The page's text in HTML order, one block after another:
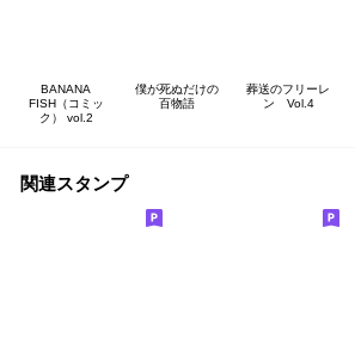
BANANA
FISH（コミッ
ク） vol.2
僕が死ぬだけの
百物語
葬送のフリーレ
ン Vol.4
関連スタンプ